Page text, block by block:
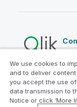
Contrats
Conditions
Legal Policies
We use cookies to
and to deliver content
you accept the use
data transmission to
Notice or click ‘More